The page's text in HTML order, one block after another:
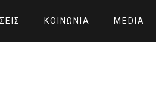
ΚΟΙΝΩΝΊΑ MEDIA